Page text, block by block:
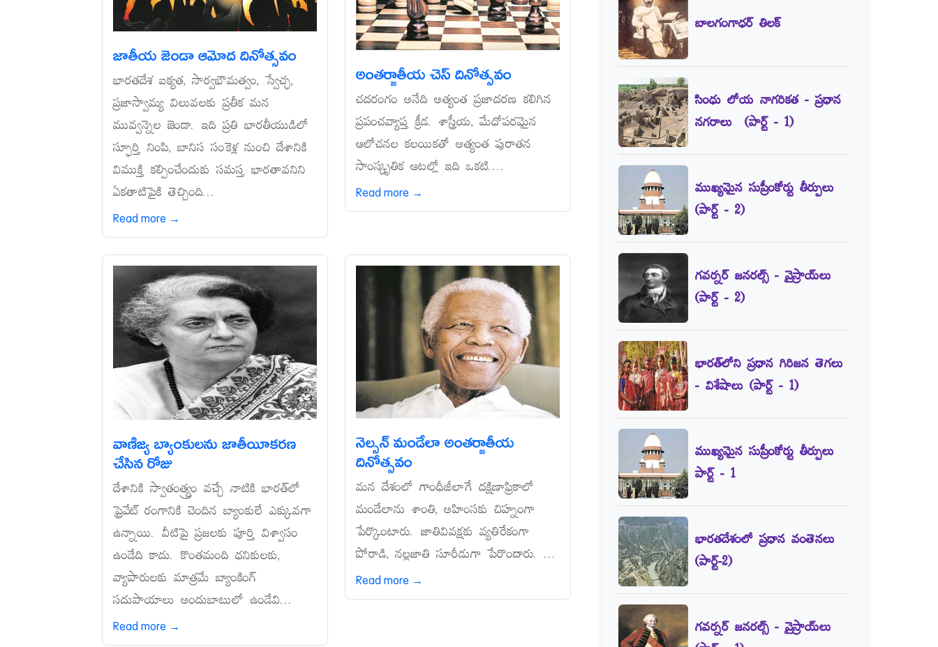
జాతీయ జెండా ఆమోద దినోత్సవం
భారతదేశ ఐక్యత, సార్వభౌమత్వం, స్వేచ్ఛ,
ప్రజాస్వామ్య విలువలకు ప్రతీక మన
మువ్వన్నెల జెండా. ఇది ప్రతి భారతీయుడిలో
స్ఫూర్తి నింపి, బానిస సంకెళ్ల నుంచి దేశానికి
విముక్తి కల్పించేందుకు సమస్త భారతావనిని
ఏకతాటిపైకి తెచ్చింది...
Read more →
అంతర్జాతీయ చెస్‌ దినోత్సవం
చదరంగం అనేది అత్యంత ప్రజాదరణ కలిగిన
ప్రపంచవ్యాప్త క్రీడ. శాస్త్రీయ, మేధోపరమైన
ఆలోచనల కలయికతో అత్యంత పురాతన
సాంస్కృతిక ఆటల్లో ఇది ఒకటి....
Read more →
వాణిజ్య బ్యాంకులను జాతీయీకరణ
చేసిన రోజు
దేశానికి స్వాతంత్య్రం వచ్చే నాటికి భారత్‌లో
ప్రైవేట్‌ రంగానికి చెందిన బ్యాంకులే ఎక్కువగా
ఉన్నాయి. వీటిపై ప్రజలకు పూర్తి విశ్వాసం
ఉండేది కాదు. కొంతమంది ధనికులకు,
వ్యాపారులకు మాత్రమే బ్యాంకింగ్‌
సదుపాయాలు అందుబాటులో ఉండేవి...
Read more →
నెల్సన్‌ మండేలా అంతర్జాతీయ
దినోత్సవం
మన దేశంలో గాంధీజీలాగే దక్షిణాఫ్రికాలో
మండేలాను శాంతి, అహింసకు చిహ్నంగా
పేర్కొంటారు. జాతివివక్షకు వ్యతిరేకంగా
పోరాడి, నల్లజాతి సూరీడుగా పేరొందారు. ...
Read more →
బాలగంగాధర్‌ తిలక్‌
సింధు లోయ నాగరికత - ప్రధాన
నగరాలు (పార్ట్‌ - 1)
ముఖ్యమైన సుప్రీంకోర్టు తీర్పులు
(పార్ట్‌ - 2)
గవర్నర్‌ జనరల్స్‌ - వైస్రాయ్‌లు
(పార్ట్‌ - 2)
భారత్‌లోని ప్రధాన గిరిజన తెగలు
- విశేషాలు (పార్ట్‌ - 1)
ముఖ్యమైన సుప్రీంకోర్టు తీర్పులు
పార్ట్‌ - 1
భారతదేశంలో ప్రధాన వంతెనలు
(పార్ట్‌-2)
గవర్నర్‌ జనరల్స్‌ - వైస్రాయ్‌లు